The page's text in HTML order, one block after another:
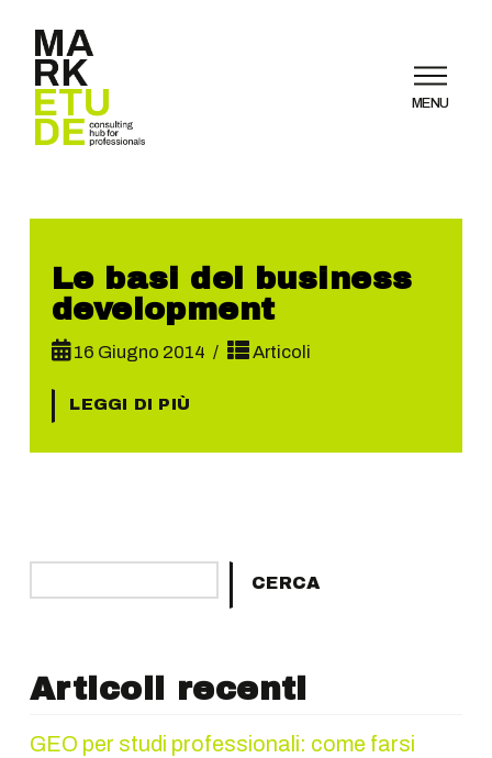
MENU
Le basi del business
development
16 Giugno 2014 Articoli
LEGGI DI PIÙ
CERCA
Articoli recenti
GEO per studi professionali: come farsi